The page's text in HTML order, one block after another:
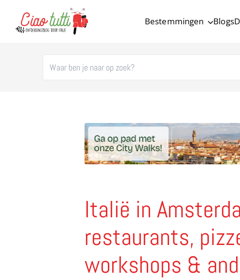
Bestemmingen Blogs
Italië in
restaurants,
workshops &